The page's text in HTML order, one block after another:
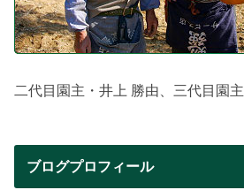
二代目園主・井上 勝由、三代目園
ブログプロフィール